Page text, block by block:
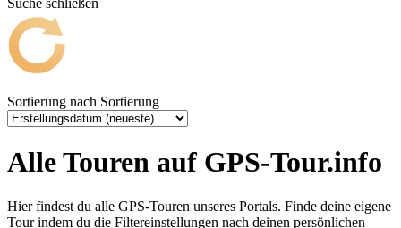
Sortierung nach Sortierung
Alle Touren auf GPS-Tour.info
Hier findest du alle GPS-Touren unseres Portals. Finde deine eigene
Tour indem du die Filtereinstellungen nach deinen persönlichen